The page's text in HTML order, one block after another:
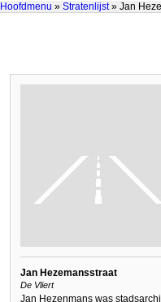
Hoofdmenu » Stratenlijst» Jan
Jan Hezemansstraat
De Vliert
Jan Hezenmans was